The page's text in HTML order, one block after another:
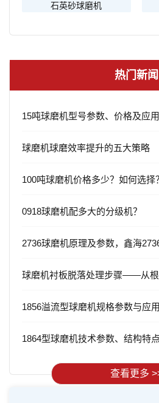
石英砂球磨机
热门新闻
15吨球磨机型号参数、价格及应
球磨机球磨效率提升的五大策略
100吨球磨机价格多少？如何选择？
0918球磨机配多大的分级机？
2736球磨机原理及参数，鑫海
球磨机衬板脱落处理步骤——从
1856溢流型球磨机规格参数与应用
1864型球磨机技术参数、结构特
查看更多